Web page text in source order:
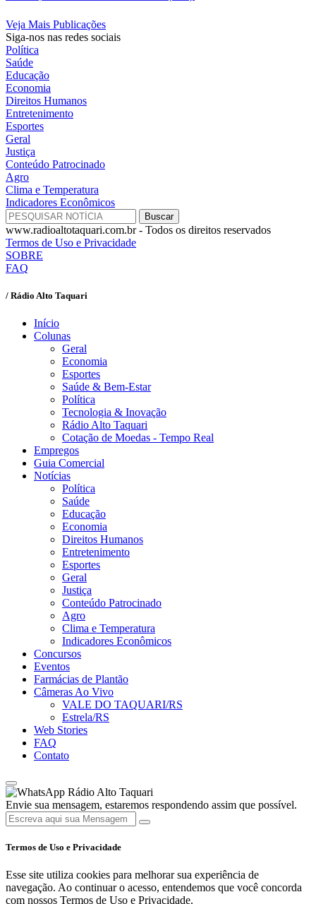
Veja Mais Publicações
Siga-nos nas redes sociais
Política
Saúde
Educação
Economia
Direitos Humanos
Entretenimento
Esportes
Geral
Justiça
Conteúdo Patrocinado
Agro
Clima e Temperatura
Indicadores Econômicos
www.radioaltotaquari.com.br - Todos os direitos reservados
Termos de Uso e Privacidade
SOBRE
FAQ
/ Rádio Alto Taquari
Início
Colunas
Geral
Economia
Esportes
Saúde & Bem-Estar
Política
Tecnologia & Inovação
Rádio Alto Taquari
Cotação de Moedas - Tempo Real
Empregos
Guia Comercial
Notícias
Política
Saúde
Educação
Economia
Direitos Humanos
Entretenimento
Esportes
Geral
Justiça
Conteúdo Patrocinado
Agro
Clima e Temperatura
Indicadores Econômicos
Concursos
Eventos
Farmácias de Plantão
Câmeras Ao Vivo
VALE DO TAQUARI/RS
Estrela/RS
Web Stories
FAQ
Contato
Rádio Alto Taquari
Envie sua mensagem, estaremos respondendo assim que possível.
Termos de Uso e Privacidade
Esse site utiliza cookies para melhorar sua experiência de
navegação. Ao continuar o acesso, entendemos que você concorda
com nossos Termos de Uso e Privacidade.